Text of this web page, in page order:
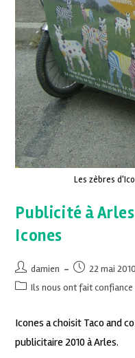
Les zèbres
Publicité à
Icones
damien
22 mai 2010
Ils nous ont fait confiance
Icones a choisit Taco and
publicitaire 2010 à Arles.